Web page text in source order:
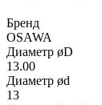
Бренд
OSAWA
Диаметр øD
13.00
Диаметр ød
13